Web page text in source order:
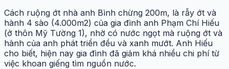
Cách ruộng ớt nhà anh Bình chừng 200m, là rẫy ớt và
hành 4 sào (4.000m2) của gia đình anh Phạm Chí Hiếu
(ở thôn Mỹ Tường 1), nhờ có nước ngọt mà ruộng ớt và
hành của anh phát triển đều và xanh mướt. Anh Hiếu
cho biết, hiện nay gia đình đã giảm khá nhiều chi phí từ
việc khoan giếng tìm nguồn nước.